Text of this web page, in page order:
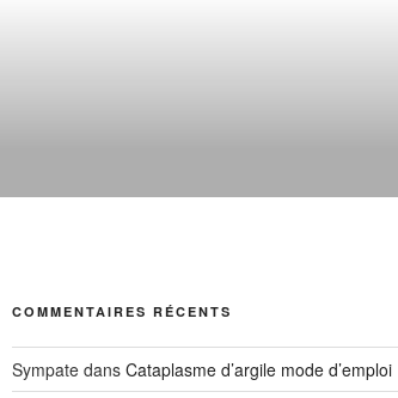
COMMENTAIRES RÉCENTS
Sympatedans Cataplasme d’argile mode d’emploi